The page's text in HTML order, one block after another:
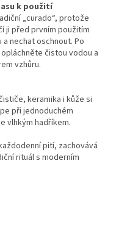
k použití
„curado“, protože
ji před prvním použitím
nechat oschnout. Po
čistou vodou a
vzhůru.
keramika i kůže si
při jednoduchém
vlhkým hadříkem.
pití, zachovává
rituál s moderním